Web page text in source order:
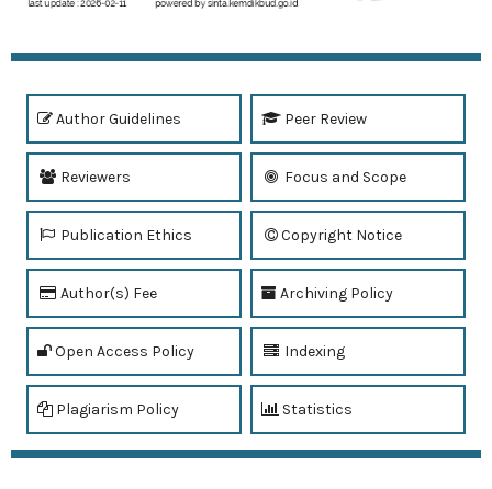
Author Guidelines Peer Review
Reviewers Focus and Scope
Publication Ethics Copyright Notice
Author(s) Fee Archiving Policy
Open Access Policy Indexing
Plagiarism Policy Statistics